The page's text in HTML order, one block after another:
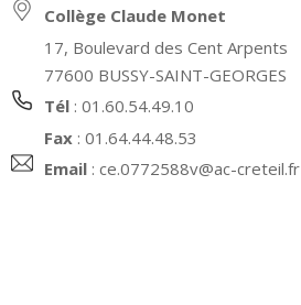
Collège Claude Monet
17, Boulevard des Cent Arpents
77600 BUSSY-SAINT-GEORGES
Tél : 01.60.54.49.10
Fax : 01.64.44.48.53
Email : ce.0772588v@ac-creteil.fr